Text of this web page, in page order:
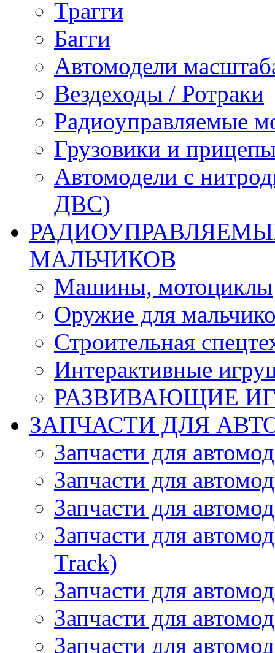
Трагги
Багги
Автомодели
Вездеходы / Ротраки
Радиоуправляемые
Грузовики и
Автомодели с
ДВС)
МАЛЬЧИКОВ
Машины, мотоциклы
Оружие для
Строительная
Интерактивные
РАЗВИВАЮЩИЕ
ЗАПЧАСТИ ДЛЯ
Запчасти для
Запчасти для
Запчасти для
Запчасти для
Track)
Запчасти для
Запчасти для
Запчасти для